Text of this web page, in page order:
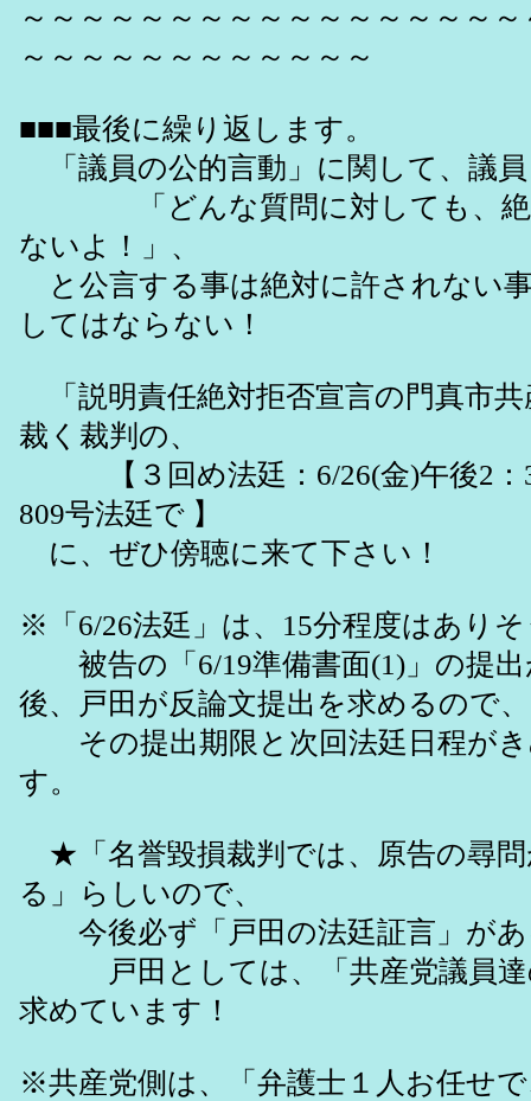
～～～～～～～～～～～～～～～～
～～～～～～～～～～～～
■■■最後に繰り返します。
「議員の公的言動」に関して、議
「どんな質問に対しても、絶
ないよ！」、
と公言する事は絶対に許されない
してはならない！
「説明責任絶対拒否宣言の門真市共
裁く裁判の、
【３回め法廷：6/26(金)午後2：
809号法廷で 】
に、ぜひ傍聴に来て下さい！
※「6/26法廷」は、15分程度はあり
被告の「6/19準備書面(1)」の提出
後、戸田が反論文提出を求めるので、
その提出期限と次回法廷日程がき
す。
★「名誉毀損裁判では、原告の尋
る」らしいので、
今後必ず「戸田の法廷証言」があ
戸田としては、「共産党議員達
求めています！
※共産党側は、「弁護士１人お任せ